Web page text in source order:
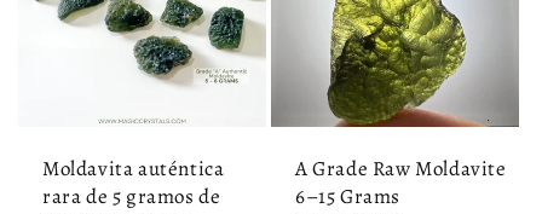
Moldavita auténtica
rara de 5 gramos de
A Grade Raw Moldavite
6–15 Grams